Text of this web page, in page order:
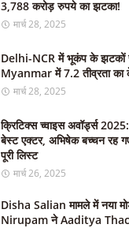
3,788 करोड़ रुपये का झटका!
मार्च 28, 2025
Delhi-NCR में भूकंप के झटकों
Myanmar में 7.2 तीव्रता का
मार्च 28, 2025
क्रिटिक्स च्वाइस अवॉर्ड्स
बेस्ट एक्टर, अभिषेक बच्चन रह
पूरी लिस्ट
मार्च 26, 2025
Disha Salian मामले में नया
Nirupam ने Aaditya